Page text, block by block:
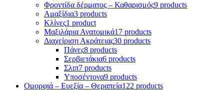
Φροντίδα δέρματος – Καθαρισμός9 products
Αμαξίδια3 products
Κλίνες1 product
Μαξιλάρια Ανατομικά17 products
Διαχείριση Ακράτειας30 products
Πάνες8 products
Σερβιετάκια6 products
Σλιπ7 products
Υποσέντονα9 products
Ομορφιά – Ευεξία – Θεραπεία122 products